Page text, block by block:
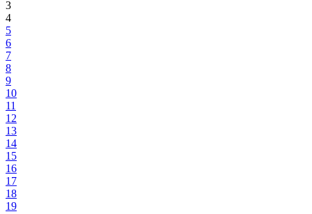
3
4
5
6
7
8
9
10
11
12
13
14
15
16
17
18
19